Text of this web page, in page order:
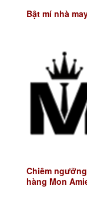
Bật mí nhà
Chiêm
hàng Mon